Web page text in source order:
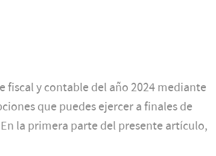
fiscal y contable del año 2024 mediante
que puedes ejercer a finales de
la primera parte del presente artículo,